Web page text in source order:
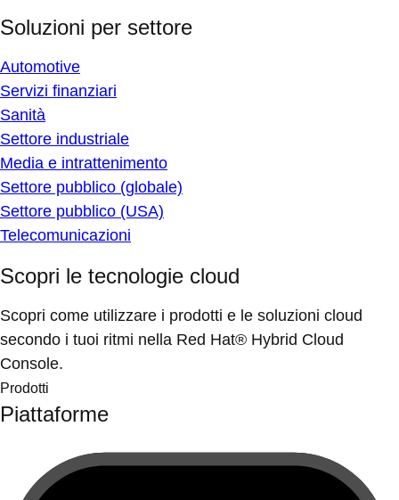
Soluzioni per settore
Automotive
Servizi finanziari
Sanità
Settore industriale
Media e intrattenimento
Settore pubblico (globale)
Settore pubblico (USA)
Telecomunicazioni
Scopri le tecnologie cloud
Scopri come utilizzare i prodotti e le soluzioni cloud
secondo i tuoi ritmi nella Red Hat® Hybrid Cloud
Console.
Prodotti
Piattaforme